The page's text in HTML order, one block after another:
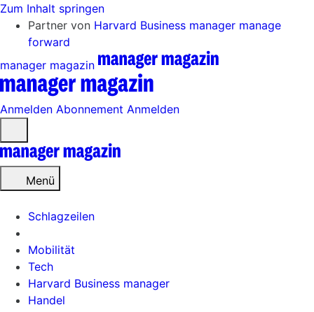
Zum Inhalt springen
Partner von Harvard Business manager manage
forward
manager magazin
Anmelden Abonnement Anmelden
öffnen
Menü
Schlagzeilen
Mobilität
Tech
Harvard Business manager
Handel